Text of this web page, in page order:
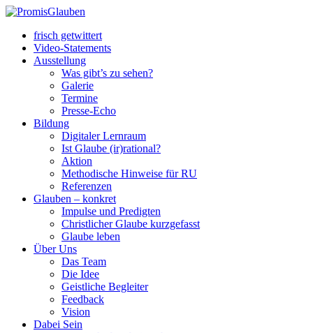
frisch getwittert
Video-Statements
Ausstellung
Was gibt’s zu sehen?
Galerie
Termine
Presse-Echo
Bildung
Digitaler Lernraum
Ist Glaube (ir)rational?
Aktion
Methodische Hinweise für RU
Referenzen
Glauben – konkret
Impulse und Predigten
Christlicher Glaube kurzgefasst
Glaube leben
Über Uns
Das Team
Die Idee
Geistliche Begleiter
Feedback
Vision
Dabei Sein